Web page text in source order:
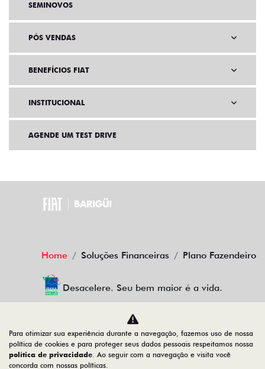
SEMINOVOS
PÓS VENDAS
BENEFÍCIOS FIAT
INSTITUCIONAL
AGENDE UM TEST DRIVE
Home Soluções Financeiras Plano Fazendeiro
Desacelere. Seu bem maior é a vida.
BARIGUI VEICULOS LTDA
79.763.884/0025-63
Para otimizar sua experiência durante a navegação, fazemos uso de nossa
política de cookies e para proteger seus dados pessoais respeitamos nossa
política de privacidade. Ao seguir com a navegação e visita você
concorda com nossas políticas.